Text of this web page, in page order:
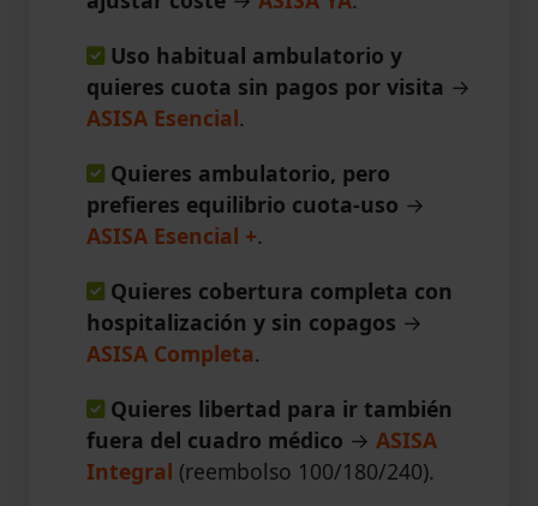
Uso habitual ambulatorio y
quieres cuota sin pagos por visita →
ASISA Esencial.
Quieres ambulatorio, pero
prefieres equilibrio cuota-uso →
ASISA Esencial +.
Quieres cobertura completa con
hospitalización y sin copagos →
ASISA Completa.
Quieres libertad para ir también
fuera del cuadro médico → ASISA
Integral (reembolso 100/180/240).